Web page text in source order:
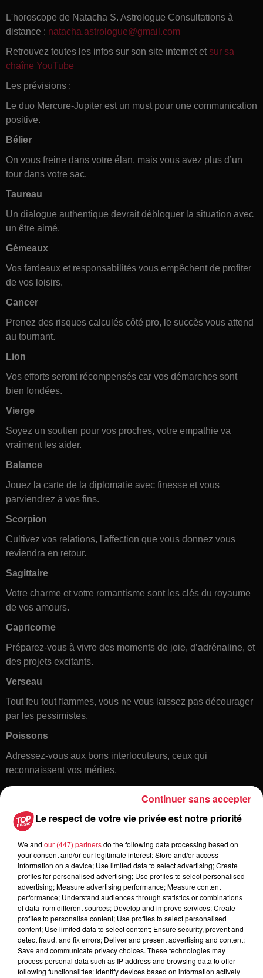
L'horoscope de Natacha S. Astrologue Consultations à
distance : natacha.astrologue@gmail.com
Retrouvez toutes les infos sur son site internet et sur sa
chaîne YouTube
Les prévisions :
Le duo Mercure-Jupiter est un must pour une communication
positive.
Bélier
On vous freine dans votre élan, mais vous avez plus d’un
tour dans votre sac.
Taureau
Un dialogue authentique devrait débloquer la situation avec
un être aimé.
Gémeaux
Vos fardeaux et responsabilités vous empêchent de profiter
de vos loisirs.
Cancer
Prenez des risques calculés côté pro, le succès vous attend
au tournant.
Lion
Vos efforts seront récompensés car vos démarches sont
bien fondées.
Vierge
Soyez un soutien pour vos proches, votre empathie va
vraiment les aider.
Balance
Jouez la carte de la diplomatie avec finesse et vous
parviendrez à vos fins.
Scorpion
Cultivez vos relations, l'affection que vous donnez vous
reviendra en retour.
Sagittaire
Votre charme et votre romantisme sont les clés du royaume
de vos amours.
Capricorne
Préparez-vous à vivre des moments de joie, d’adrénaline, et
des projets excitants.
Verseau
Tout feu tout flammes, vous ne vous laissez pas décourager
par les pessimistes.
Poissons
Adressez-vous aux bons interlocuteurs, ceux qui
reconnaissent vos mérites.
Toute l'actu
6 août 2026
À Hoerdt, de l’eau brune sort des
robinets
Le respect de votre vie privée est notre priorité
We and our (447) partnersdo the following data processing based on
your consent and/or our legitimate interest: Store and/or access
information on a device; Use limited data to select advertising; Create
profiles for personalised advertising; Use profiles to select personalised
advertising; Measure advertising performance; Measure content
performance; Understand audiences through statistics or combinations
of data from different sources; Develop and improve services; Create
profiles to personalise content; Use profiles to select personalised
content; Use limited data to select content; Ensure security, prevent and
detect fraud, and fix errors; Deliver and present advertising and content;
Save and communicate privacy choices. These technologies may
process personal data such as IP address and browsing data to offer
following functionalities: Identify devices based on information actively
Continuer sans accepter